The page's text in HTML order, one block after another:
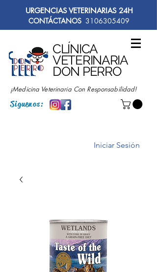
URGENCIAS VETERINARIAS 24H
CONTÁCTANOS 3106305409
CLÍNICA
VETERINARIA
DON PERRO
¡Medicina Veterinaria Con Responsabilidad!
Siguenos:
Iniciar Sesión